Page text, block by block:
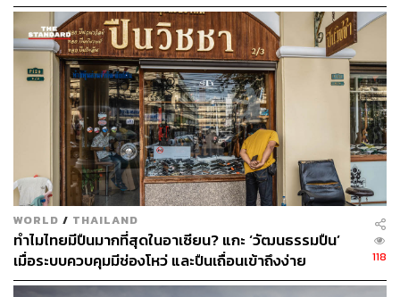
เฮอริเคนรุนแรงขึ้น เสี่ยงกระทบการผลิตน้ำมัน
ในช่วง 3-5 เดือนข้างหน้านี้ สหรัฐฯ กำลังจะเข้าสู่ช่วงมรสุม
คือในช่วงระหว่างเดือนมิถุนายน-พฤศจิกายน ซึ่งมีการ
ประเมินว่าจะมีมรสุมหรือเฮอริเคนมีความเสี่ยงที่จะรุนแรง
เพิ่มขึ้น โดยคาดว่าจะมีความรุนแรงสุดในช่วงเดือนสิงหาคม-
กันยายน โดย NOAA มีโอกาสระดับ 85% ที่เฮอริเคนของ
สหรัฐฯ ในปีนี้มีความรุนแรงมากกว่าปกติ พร้อมคาดว่าในปี
2567 สหรัฐฯ จะมีพายุเกิดขึ้นประมาณ 17-25 ลูกที่มีการตั้ง
ชื่อ มีโอกาสที่จะเปลี่ยนไปเป็นเฮอริเคน จำนวน 8-13 ลูก และ
มีความเสี่ยงจะยกระดับขึ้นเป็นเฮอริเคนที่มีความรุนแรง
ประมาณ 4-7 ลูก ซึ่งมีจำนวนสูงกว่าสถิติในอดีตที่ผ่านมา
WORLD / THAILAND
ทำไมไทยมีปืนมากที่สุดในอาเซียน? แกะ ‘วัฒนธรรมปืน’
เมื่อระบบควบคุมมีช่องโหว่ และปืนเถื่อนเข้าถึงง่าย
118